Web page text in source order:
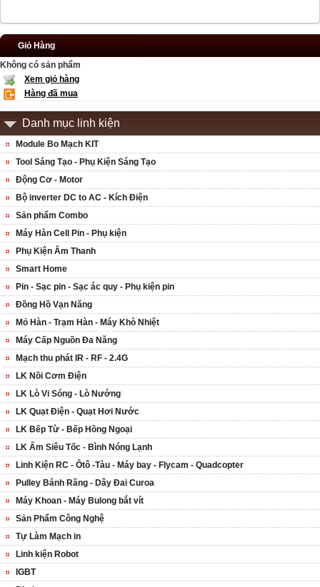
Giỏ Hàng
Không có sản phẩm
Xem giỏ hàng
Hàng đã mua
Danh mục linh kiện
Module Bo Mạch KIT
Tool Sáng Tạo - Phụ Kiện Sáng Tạo
Động Cơ - Motor
Bộ inverter DC to AC - Kích Điện
Sản phẩm Combo
Máy Hàn Cell Pin - Phụ kiện
Phụ Kiện Âm Thanh
Smart Home
Pin - Sạc pin - Sạc ác quy - Phụ kiện pin
Đồng Hồ Vạn Năng
Mỏ Hàn - Trạm Hàn - Máy Khò Nhiệt
Máy Cấp Nguồn Đa Năng
Mạch thu phát IR - RF - 2.4G
LK Nồi Cơm Điện
LK Lò Vi Sóng - Lò Nướng
LK Quạt Điện - Quạt Hơi Nước
LK Bếp Từ - Bếp Hồng Ngoại
LK Ấm Siêu Tốc - Bình Nóng Lạnh
Linh Kiện RC - Ôtô -Tàu - Máy bay - Flycam - Quadcopter
Pulley Bánh Răng - Dây Đai Curoa
Máy Khoan - Máy Bulong bắt vít
Sản Phẩm Công Nghệ
Tự Làm Mạch in
Linh kiện Robot
IGBT